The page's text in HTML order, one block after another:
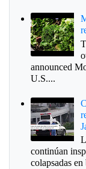
announced
U.S....
continúan
colapsadas